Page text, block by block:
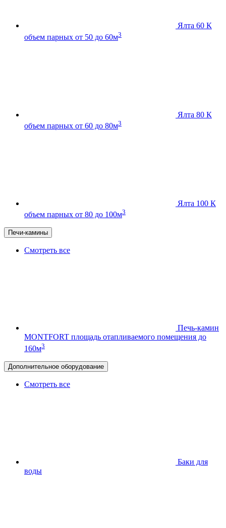
Ялта 60 К
объем парных от 50 до 60м3
Ялта 80 К
объем парных от 60 до 80м3
Ялта 100 К
объем парных от 80 до 100м3
Печи-камины
Смотреть все
Печь-камин
MONTFORT площадь отапливаемого помещения до
160м3
Дополнительное оборудование
Смотреть все
Баки для
воды